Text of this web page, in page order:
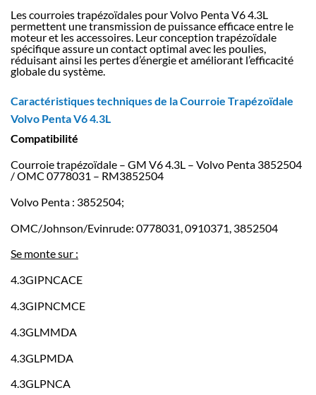
Les courroies trapézoïdales pour Volvo Penta V6 4.3L
permettent une transmission de puissance efficace entre le
moteur et les accessoires. Leur conception trapézoïdale
spécifique assure un contact optimal avec les poulies,
réduisant ainsi les pertes d’énergie et améliorant l’efficacité
globale du système.
Caractéristiques techniques de la Courroie Trapézoïdale
Volvo Penta V6 4.3L
Compatibilité
Courroie trapézoïdale – GM V6 4.3L – Volvo Penta 3852504
/ OMC 0778031 – RM3852504
Volvo Penta : 3852504;
OMC/Johnson/Evinrude: 0778031, 0910371, 3852504
Se monte sur :
4.3GIPNCACE
4.3GIPNCMCE
4.3GLMMDA
4.3GLPMDA
4.3GLPNCA